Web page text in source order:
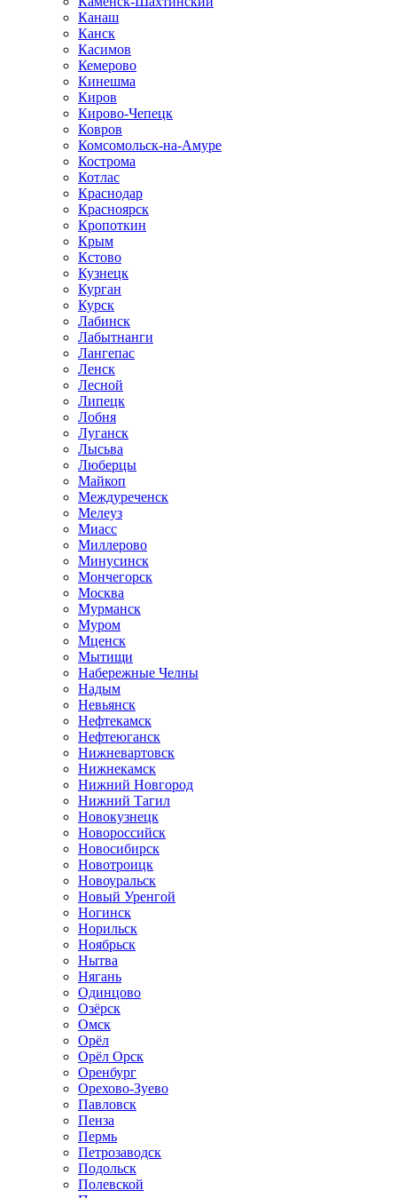
Канаш
Канск
Касимов
Кемерово
Кинешма
Киров
Кирово-Чепецк
Ковров
Комсомольск-на-Амуре
Кострома
Котлас
Краснодар
Красноярск
Кропоткин
Крым
Кстово
Кузнецк
Курган
Курск
Лабинск
Лабытнанги
Лангепас
Ленск
Лесной
Липецк
Лобня
Луганск
Лысьва
Люберцы
Майкоп
Междуреченск
Мелеуз
Миасс
Миллерово
Минусинск
Мончегорск
Москва
Мурманск
Муром
Мценск
Мытищи
Набережные Челны
Надым
Невьянск
Нефтекамск
Нефтеюганск
Нижневартовск
Нижнекамск
Нижний Новгород
Нижний Тагил
Новокузнецк
Новороссийск
Новосибирск
Новотроицк
Новоуральск
Новый Уренгой
Ногинск
Норильск
Ноябрьск
Нытва
Нягань
Одинцово
Озёрск
Омск
Орёл
Орёл Орск
Оренбург
Орехово-Зуево
Павловск
Пенза
Пермь
Петрозаводск
Подольск
Полевской